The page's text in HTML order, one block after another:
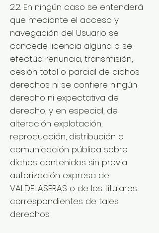
2.2. En ningún caso se entenderá
que mediante el acceso y
navegación del Usuario se
concede licencia alguna o se
efectúa renuncia, transmisión,
cesión total o parcial de dichos
derechos ni se confiere ningún
derecho ni expectativa de
derecho, y en especial, de
alteración explotación,
reproducción, distribución o
comunicación pública sobre
dichos contenidos sin previa
autorización expresa de
VALDELASERAS o de los titulares
correspondientes de tales
derechos.